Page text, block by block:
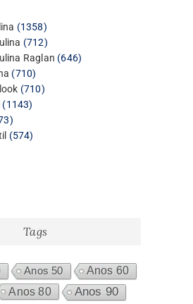
13581358
produtos
712712
produtos
Raglan 646646
710710
produtos
710710
11431143
573
produtos
574574
Tags
Anos 50
Anos 60
Anos 80 Anos 90